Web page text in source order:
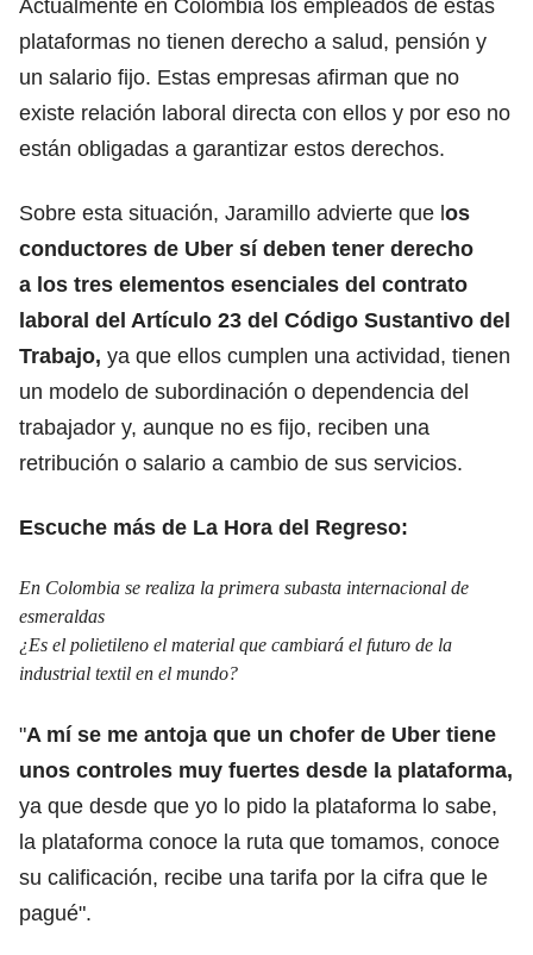
Actualmente en Colombia los empleados de estas
plataformas no tienen derecho a salud, pensión y
un salario fijo. Estas empresas afirman que no
existe relación laboral directa con ellos y por eso no
están obligadas a garantizar estos derechos.
Sobre esta situación, Jaramillo advierte que los
conductores de Uber sí deben tener derecho
a los tres elementos esenciales del contrato
laboral del Artículo 23 del Código Sustantivo del
Trabajo, ya que ellos cumplen una actividad, tienen
un modelo de subordinación o dependencia del
trabajador y, aunque no es fijo, reciben una
retribución o salario a cambio de sus servicios.
Escuche más de La Hora del Regreso:
En Colombia se realiza la primera subasta internacional de
esmeraldas
¿Es el polietileno el material que cambiará el futuro de la
industrial textil en el mundo?
"A mí se me antoja que un chofer de Uber tiene
unos controles muy fuertes desde la plataforma,
ya que desde que yo lo pido la plataforma lo sabe,
la plataforma conoce la ruta que tomamos, conoce
su calificación, recibe una tarifa por la cifra que le
pagué".